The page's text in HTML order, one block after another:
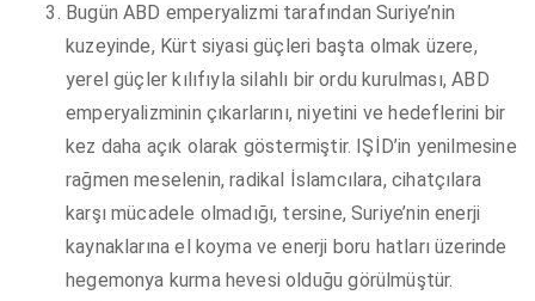
Bugün ABD emperyalizmi tarafından Suriye’nin
kuzeyinde, Kürt siyasi güçleri başta olmak üzere,
yerel güçler kılıfıyla silahlı bir ordu kurulması, ABD
emperyalizminin çıkarlarını, niyetini ve hedeflerini bir
kez daha açık olarak göstermiştir. IŞİD’in yenilmesine
rağmen meselenin, radikal İslamcılara, cihatçılara
karşı mücadele olmadığı, tersine, Suriye’nin enerji
kaynaklarına el koyma ve enerji boru hatları üzerinde
hegemonya kurma hevesi olduğu görülmüştür.